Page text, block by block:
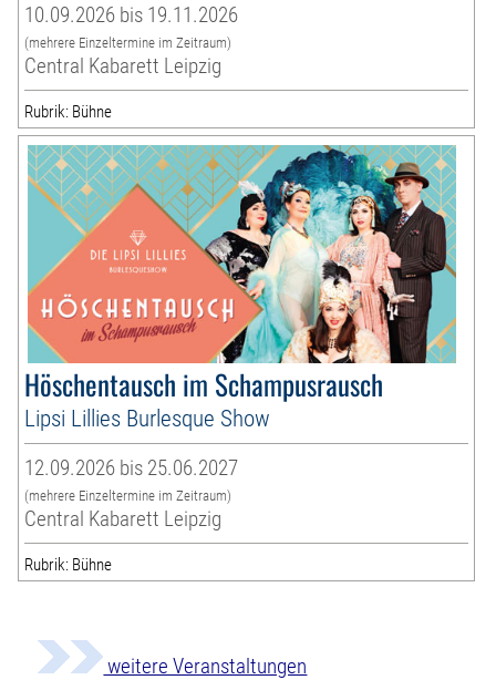
10.09.2026 bis 19.11.2026
(mehrere Einzeltermine im Zeitraum)
Central Kabarett Leipzig
Rubrik: Bühne
Höschentausch im Schampusrausch
Lipsi Lillies Burlesque Show
12.09.2026 bis 25.06.2027
(mehrere Einzeltermine im Zeitraum)
Central Kabarett Leipzig
Rubrik: Bühne
weitere Veranstaltungen